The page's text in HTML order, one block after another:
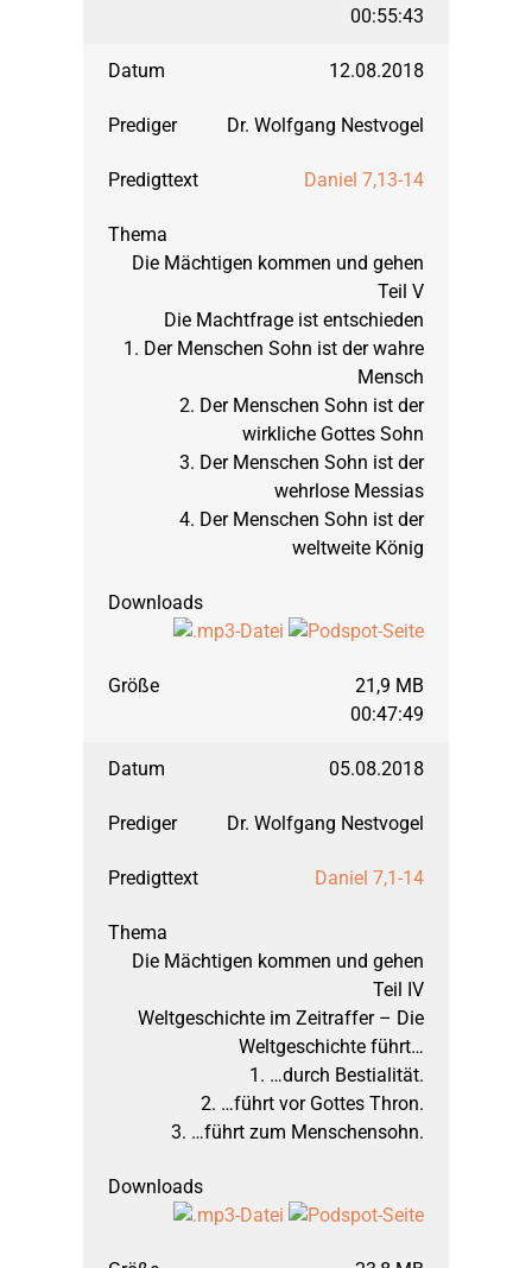
00:55:43
12.08.2018
Dr. Wolfgang Nestvogel
Daniel 7,13-14
Die Mächtigen kommen und gehen
Teil V
Die Machtfrage ist entschieden
1. Der Menschen Sohn ist der wahre
Mensch
2. Der Menschen Sohn ist der
wirkliche Gottes Sohn
3. Der Menschen Sohn ist der
wehrlose Messias
4. Der Menschen Sohn ist der
weltweite König
21,9 MB
00:47:49
05.08.2018
Dr. Wolfgang Nestvogel
Daniel 7,1-14
Die Mächtigen kommen und gehen
Teil IV
Weltgeschichte im Zeitraffer – Die
Weltgeschichte führt…
1. …durch Bestialität.
2. …führt vor Gottes Thron.
3. …führt zum Menschensohn.